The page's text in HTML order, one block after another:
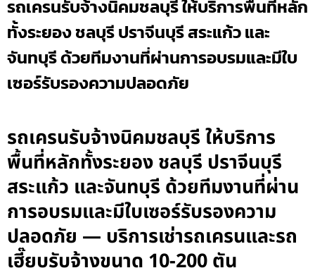
รถเครนรับจ้างนิคมชลบุรี ให้บริการพื้นที่หลัก
ทั้งระยอง ชลบุรี ปราจีนบุรี สระแก้ว และ
จันทบุรี ด้วยทีมงานที่ผ่านการอบรมและมีใบ
เซอร์รับรองความปลอดภัย
รถเครนรับจ้างนิคมชลบุรี ให้บริการ
พื้นที่หลักทั้งระยอง ชลบุรี ปราจีนบุรี
สระแก้ว และจันทบุรี ด้วยทีมงานที่ผ่าน
การอบรมและมีใบเซอร์รับรองความ
ปลอดภัย — บริการเช่ารถเครนและรถ
เฮี๊ยบรับจ้างขนาด 10-200 ตัน